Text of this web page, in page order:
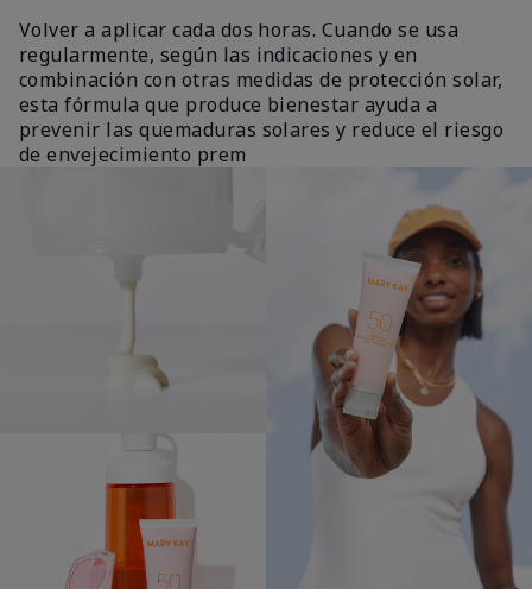
Volver a aplicar cada dos horas. Cuando se usa
regularmente, según las indicaciones y en
combinación con otras medidas de protección solar,
esta fórmula que produce bienestar ayuda a
prevenir las quemaduras solares y reduce el riesgo
de envejecimiento prem